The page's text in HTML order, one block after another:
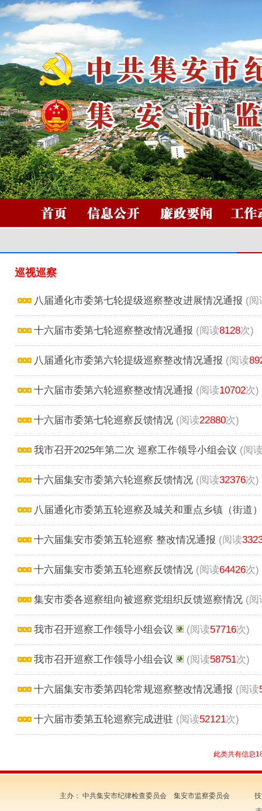
巡视巡察
八届通化市委第七轮提级巡察整改进展情况通报 (阅
十六届市委第七轮巡察整改情况通报 (阅读8128次)
八届通化市委第六轮提级巡察整改情况通报 (阅读
十六届市委第六轮巡察整改情况通报 (阅读10702次)
十六届市委第七轮巡察反馈情况 (阅读22880次)
我市召开2025年第二次 巡察工作领导小组会议 (阅
十六届集安市委第六轮巡察反馈情况 (阅读32376次)
八届通化市委第五轮巡察及城关和重点乡镇（街道
十六届集安市委第五轮巡察 整改情况通报 (阅读
十六届集安市委第五轮巡察反馈情况 (阅读64426次)
集安市委各巡察组向被巡察党组织反馈巡察情况 (阅
我市召开巡察工作领导小组会议 (阅读57716次)
我市召开巡察工作领导小组会议 (阅读58751次)
十六届集安市委第四轮常规巡察整改情况通报 (阅读
十六届市委第五轮巡察完成进驻 (阅读52121次)
此类共有
主办： 中共集安市纪律检查委员会 集安市监察委员会 技